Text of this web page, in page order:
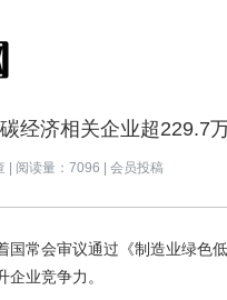
经济相关企业超229.7
阅读量：7096 | 会员投稿
国常会审议通过《制造业绿色
业竞争力。